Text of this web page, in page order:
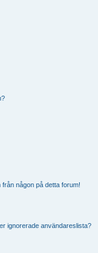
någon på detta forum!
ignorerade användareslista?